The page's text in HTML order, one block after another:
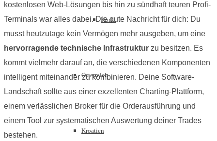
Korfu
Österreich
Kroatien
kostenlosen Web-Lösungen bis hin zu sündhaft teuren Profi-
Terminals war alles dabei. Die gute Nachricht für dich: Du
musst heutzutage kein Vermögen mehr ausgeben, um eine
hervorragende technische Infrastruktur zu besitzen. Es
kommt vielmehr darauf an, die verschiedenen Komponenten
intelligent miteinander zu kombinieren. Deine Software-
Landschaft sollte aus einer exzellenten Charting-Plattform,
einem verlässlichen Broker für die Orderausführung und
einem Tool zur systematischen Auswertung deiner Trades
bestehen.